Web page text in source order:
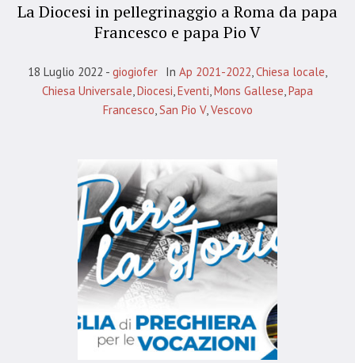
La Diocesi in pellegrinaggio a Roma da papa
Francesco e papa Pio V
18 Luglio 2022 giogiofer In Ap 2021-2022,Chiesa locale,
Chiesa Universale,Diocesi,Eventi,Mons Gallese,Papa
Francesco,San Pio V,Vescovo